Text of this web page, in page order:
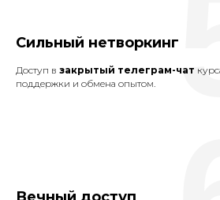
Сильный нетворкинг
Доступ в закрытый телеграм-чат
поддержки и обмена опытом.